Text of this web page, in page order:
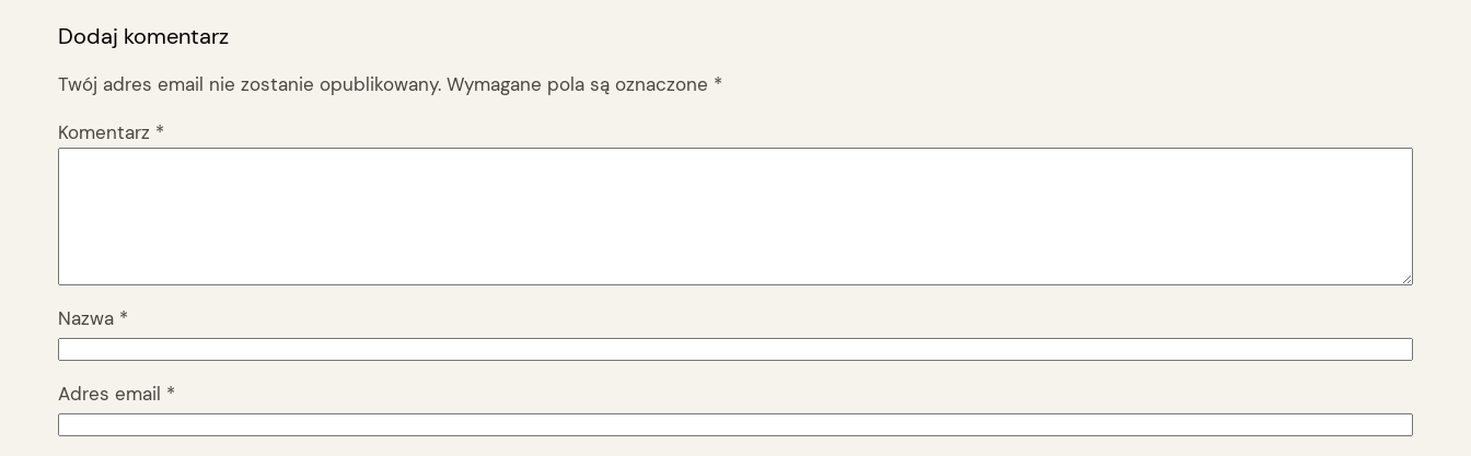
Dodaj komentarz
Twój adres email nie zostanie opublikowany. Wymagane pola są oznaczone *
Komentarz *
Nazwa *
Adres email *